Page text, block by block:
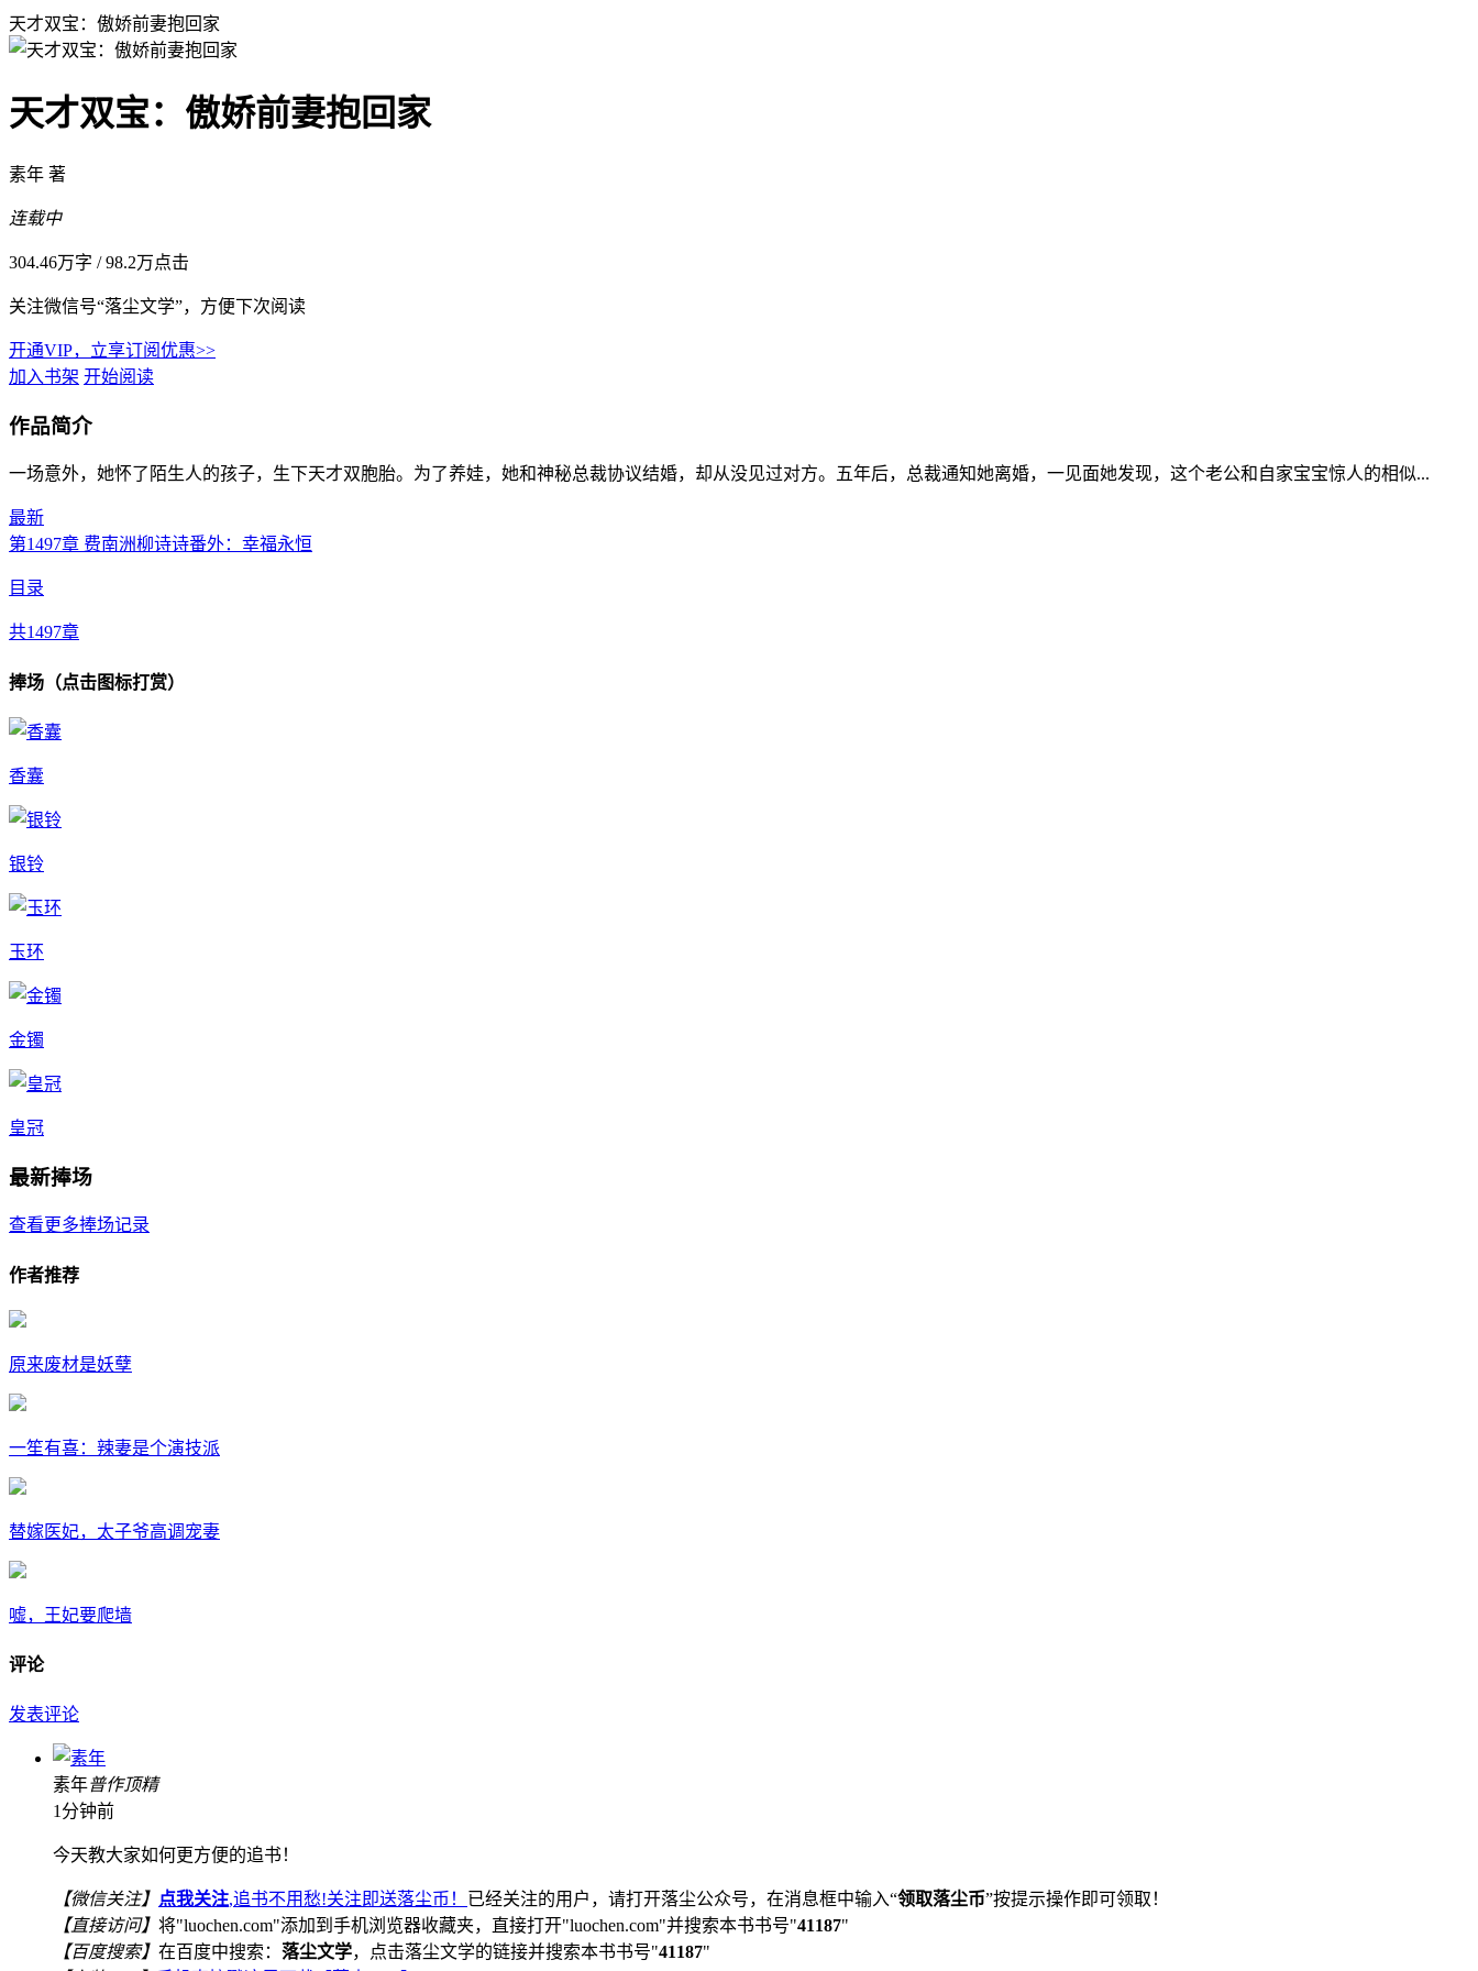
天才双宝：傲娇前妻抱回家
天才双宝：傲娇前妻抱回家
素年 著
连载中
304.46万字 /98.2万点击
关注微信号“落尘文学”，方便下次阅读
开通VIP，立享订阅优惠>>
加入书架 开始阅读
作品简介
一场意外，她怀了陌生人的孩子，生下天才双胞胎。为了养娃，她和神秘总裁协议结婚，却从没见过对方。五年后，总裁通知她离婚，一见面她发现，这个老公和自家宝宝惊人的相似...
最新
第1497章 费南洲柳诗诗番外：幸福永恒
目录
共1497章
捧场（点击图标打赏）
香囊
银铃
玉环
金镯
皇冠
最新捧场
查看更多捧场记录
作者推荐
原来废材是妖孽
一笙有喜：辣妻是个演技派
替嫁医妃，太子爷高调宠妻
嘘，王妃要爬墙
评论
发表评论
素年普作顶精
1分钟前
今天教大家如何更方便的追书！
【微信关注】 点我关注,追书不用愁!关注即送落尘币！ 已经关注的用户，请打开落尘公众号，在消息框中输入“领取落尘币”按提示操作即可领取！
【直接访问】 将"luochen.com"添加到手机浏览器收藏夹，直接打开"luochen.com"并搜索本书书号"41187"
【百度搜索】 在百度中搜索： 落尘文学，点击落尘文学的链接并搜索本书书号"41187"